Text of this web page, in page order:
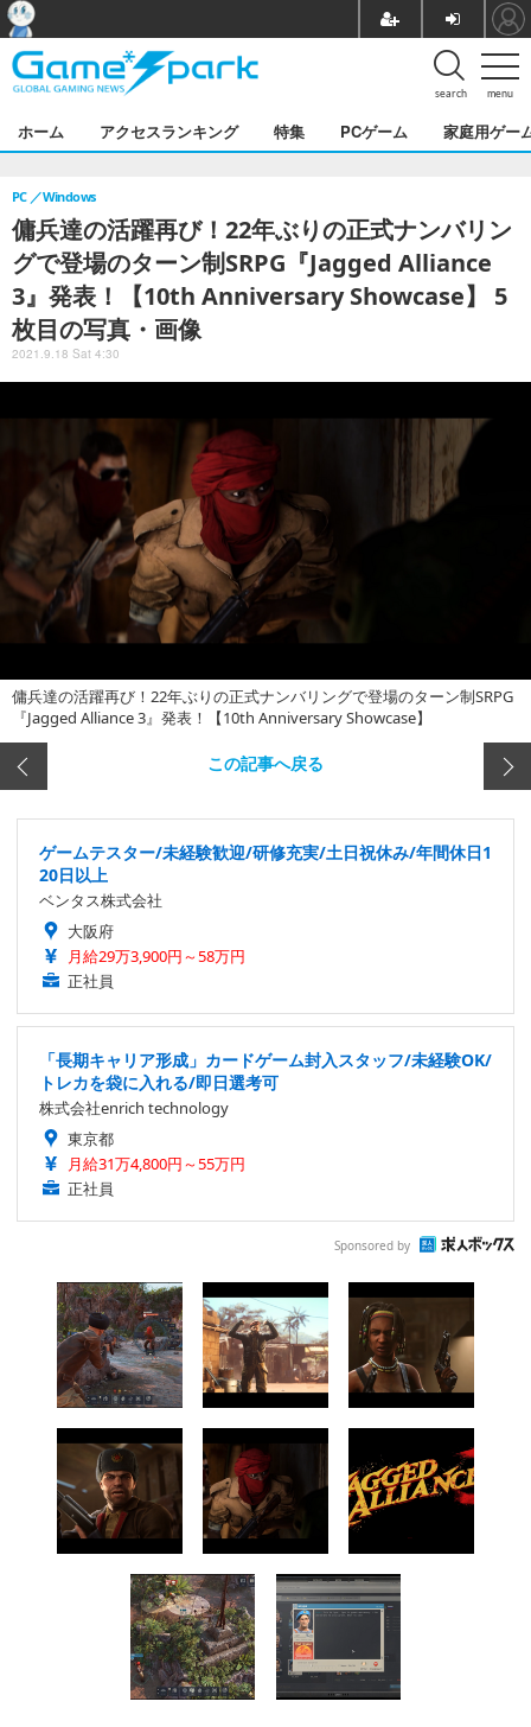
menu
search
ホーム アクセスランキング 特集 PCゲーム 家庭用ゲー
傭兵達の活躍再び！22年ぶりの正式ナンバリン
グで登場のターン制SRPG『Jagged Alliance
3』発表！【10th Anniversary Showcase】 5
枚目の写真・画像
PC Windows
2021.9.18 Sat 4:30
傭兵達の活躍再び！22年ぶりの正式ナンバリングで登場のターン制SRPG
『Jagged Alliance 3』発表！【10th Anniversary Showcase】
この記事へ戻る
ゲームテスター/未経験歓迎/研修充実/土日祝休み/年間休日1
20日以上
ベンタス株式会社
大阪府
月給29万3,900円～58万円
正社員
「長期キャリア形成」カードゲーム封入スタッフ/未経験OK/
トレカを袋に入れる/即日選考可
株式会社enrich technology
東京都
月給31万4,800円～55万円
正社員
Sponsored by